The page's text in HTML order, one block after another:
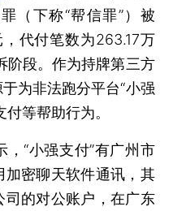
（下称“帮信罪”）被
代付笔数为263.17万
阶段。作为持牌第三方
为非法跑分平台“小强
等帮助行为。
“小强支付”有广州市
密聊天软件通讯，其
的对公账户，在广东